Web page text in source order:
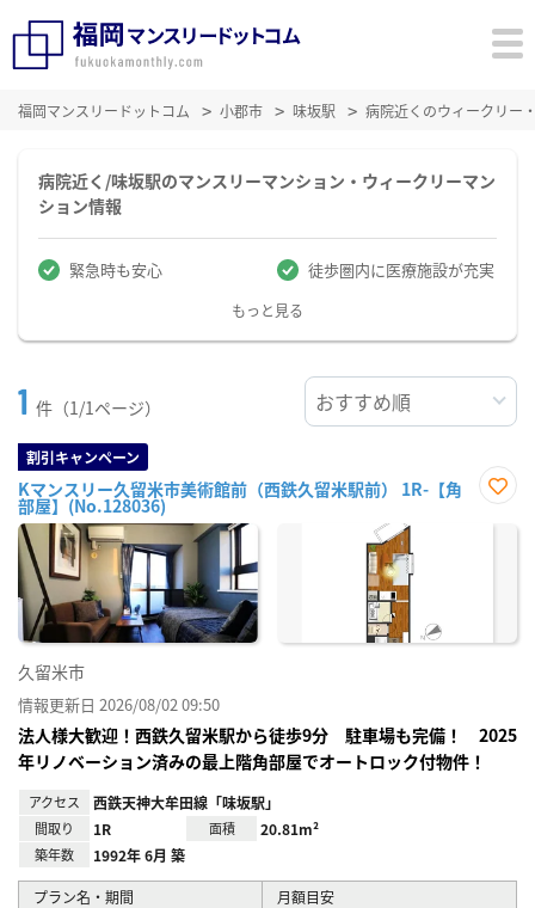
福岡マンスリードットコム 小郡市 味坂駅 病院近くのウィークリー
病院近く/味坂駅のマンスリーマンション・ウィークリーマン
ション情報
緊急時も安心 徒歩圏内に医療施設が充実
もっと見る
1 件（1/1ページ）
割引キャンペーン
Kマンスリー久留米市美術館前（西鉄久留米駅前） 1R-【角
部屋】(No.128036)
に入
久留米市
情報更新日 2026/08/02 09:50
法人様大歓迎！西鉄久留米駅から徒歩9分 駐車場も完備！ 2025
年リノベーション済みの最上階角部屋でオートロック付物件！
アクセス 西鉄天神大牟田線「味坂駅」
間取り 1R 面積 20.81m²
築年数 1992年 6月 築
プラン名・期間 月額目安